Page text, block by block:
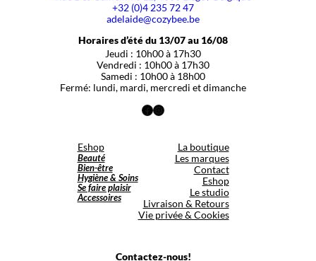
+32 (0)4 235 72 47
adelaide@cozybee.be
Horaires d’été du 13/07 au 16/08
Jeudi : 10h00 à 17h30
Vendredi : 10h00 à 17h30
Samedi : 10h00 à 18h00
Fermé: lundi, mardi, mercredi et dimanche
Facebook
Instagram
Eshop
Beauté
Bien-être
Hygiène & Soins
Se faire plaisir
Accessoires
La boutique
Les marques
Contact
Eshop
Le studio
Livraison & Retours
Vie privée & Cookies
Contactez-nous!